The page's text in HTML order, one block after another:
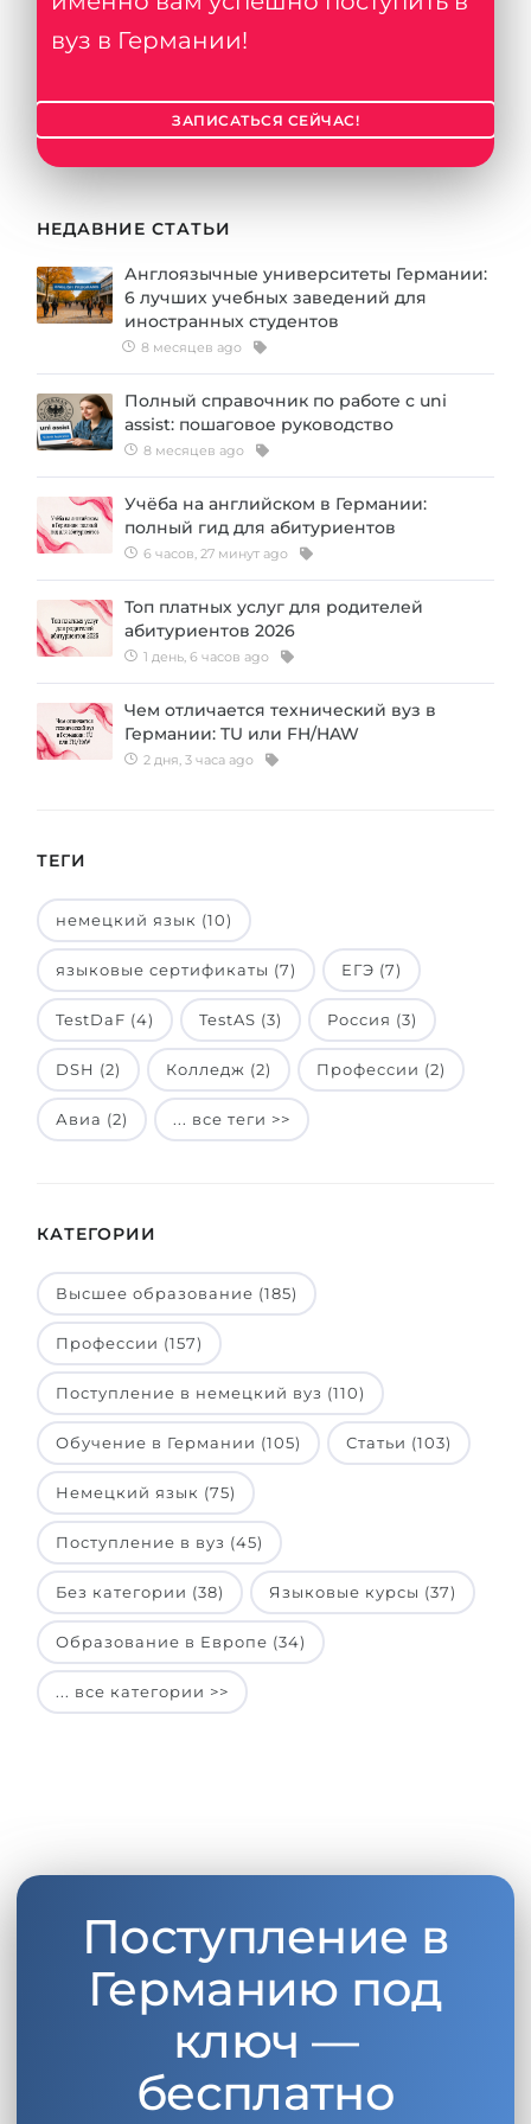
Города
ПРОФЕССИИ
Профессии
Специальности
Тест Голланда
Тест Карта Интересов
Тест RIASEC
Успехна
100%
Наши студенты успешно поступают
КОНСУЛЬТАЦИЯ!
ПОСТУПАЕМ НА...
Физика
ПОСТУПАЕМ ИЗ...
Украина
Казахстан
Азербайджан
Армения
Беларусь
Другая страна
ЗАПИСАТЬСЯ НА КОНСУЛЬТАЦИЮ
вуз в Германии!
ЗАПИСАТЬСЯ СЕЙЧАС!
НЕДАВНИЕ СТАТЬИ
Англоязычные университеты Германии:
6 лучших учебных заведений для
иностранных студентов
8 месяцев ago
Полный справочник по работе с uni
assist: пошаговое руководство
8 месяцев ago
Учёба на английском в Германии:
полный гид для абитуриентов
6 часов, 27 минут ago
Топ платных услуг для родителей
абитуриентов 2026
1 день, 6 часов ago
Чем отличается технический вуз в
Германии: TU или FH/HAW
2 дня, 3 часа ago
ТЕГИ
немецкий язык (10)
языковые сертификаты (7) ЕГЭ (7)
TestDaF (4) TestAS (3) Россия (3)
DSH (2) Колледж (2) Профессии (2)
Авиа (2) ... все теги >>
КАТЕГОРИИ
Высшее образование (185)
Профессии (157)
Поступление в немецкий вуз (110)
Обучение в Германии (105) Статьи (103)
Немецкий язык (75)
Поступление в вуз (45)
Без категории (38) Языковые курсы (37)
Образование в Европе (34)
... все категории >>
Поступление в
Германию под
ключ —
бесплатно